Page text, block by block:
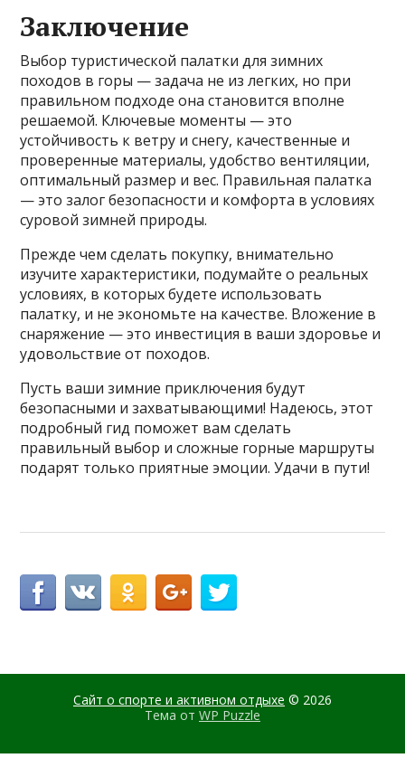
Заключение
Выбор туристической палатки для зимних
походов в горы — задача не из легких, но при
правильном подходе она становится вполне
решаемой. Ключевые моменты — это
устойчивость к ветру и снегу, качественные и
проверенные материалы, удобство вентиляции,
оптимальный размер и вес. Правильная палатка
— это залог безопасности и комфорта в условиях
суровой зимней природы.
Прежде чем сделать покупку, внимательно
изучите характеристики, подумайте о реальных
условиях, в которых будете использовать
палатку, и не экономьте на качестве. Вложение в
снаряжение — это инвестиция в ваши здоровье и
удовольствие от походов.
Пусть ваши зимние приключения будут
безопасными и захватывающими! Надеюсь, этот
подробный гид поможет вам сделать
правильный выбор и сложные горные маршруты
подарят только приятные эмоции. Удачи в пути!
Сайт о спорте и активном отдыхе © 2026
Тема от WP Puzzle